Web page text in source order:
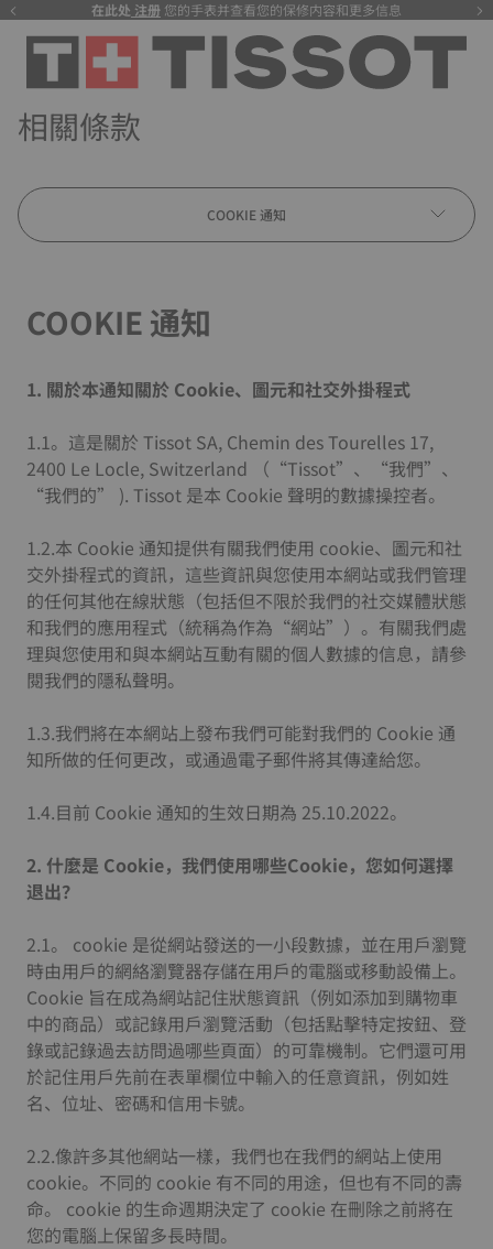
在此处 注册 您的手表并查看您的保修内容和更多信息
相關條款
COOKIE 通知
COOKIE 通知
1. 關於本通知關於 Cookie、圖元和社交外掛程式
1.1。這是關於 Tissot SA, Chemin des Tourelles 17,
2400 Le Locle, Switzerland （“Tissot”、“我們”、
“我們的” ). Tissot 是本 Cookie 聲明的數據操控者。
1.2.本 Cookie 通知提供有關我們使用 cookie、圖元和社
交外掛程式的資訊，這些資訊與您使用本網站或我們管理
的任何其他在線狀態（包括但不限於我們的社交媒體狀態
和我們的應用程式（統稱為作為“網站”）。有關我們處
理與您使用和與本網站互動有關的個人數據的信息，請參
閱我們的隱私聲明。
1.3.我們將在本網站上發布我們可能對我們的 Cookie 通
知所做的任何更改，或通過電子郵件將其傳達給您。
1.4.目前 Cookie 通知的生效日期為 25.10.2022。
2. 什麼是 Cookie，我們使用哪些Cookie，您如何選擇
退出？
2.1。 cookie 是從網站發送的一小段數據，並在用戶瀏覽
時由用戶的網絡瀏覽器存儲在用戶的電腦或移動設備上。
Cookie 旨在成為網站記住狀態資訊（例如添加到購物車
中的商品）或記錄用戶瀏覽活動（包括點擊特定按鈕、登
錄或記錄過去訪問過哪些頁面）的可靠機制。它們還可用
於記住用戶先前在表單欄位中輸入的任意資訊，例如姓
名、位址、密碼和信用卡號。
2.2.像許多其他網站一樣，我們也在我們的網站上使用
cookie。不同的 cookie 有不同的用途，但也有不同的壽
命。 cookie 的生命週期決定了 cookie 在刪除之前將在
您的電腦上保留多長時間。